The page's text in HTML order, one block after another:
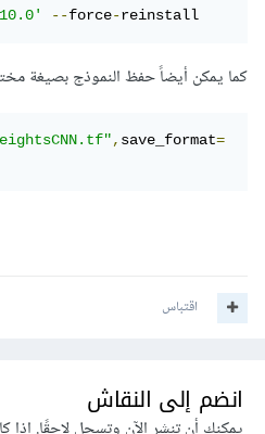
--force-reinstall
كما يمكن أيضاً حفظ النموذج بصيغة
,save_format=
اقتباس
انضم إلى النقاش